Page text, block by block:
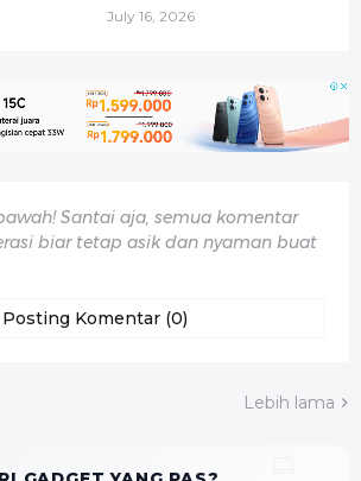
July 16, 2026
Santai aja, semua komentar
biar tetap asik dan nyaman buat
Posting Komentar (0)
Lebih lama